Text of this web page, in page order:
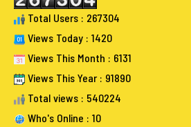
Total Users : 267304
Views Today : 1420
Views This Month : 6131
Views This Year : 91890
Total views : 540224
Who's Online : 10